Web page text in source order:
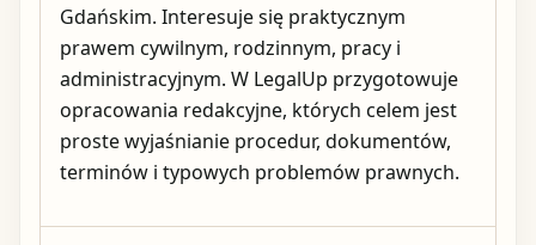
Gdańskim. Interesuje się praktycznym
prawem cywilnym, rodzinnym, pracy i
administracyjnym. W LegalUp przygotowuje
opracowania redakcyjne, których celem jest
proste wyjaśnianie procedur, dokumentów,
terminów i typowych problemów prawnych.